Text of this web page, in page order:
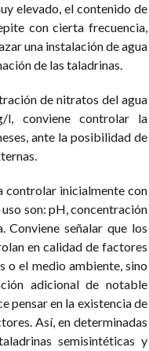
elevado, el contenido de
con cierta frecuencia,
una instalación de agua
de las taladrinas.
de nitratos del agua
conviene controlar la
ante la posibilidad de
controlar inicialmente con
son: pH, concentración
señalar que los
en calidad de factores
o el medio ambiente, sino
adicional de notable
pensar en la existencia de
Así, en determinadas
semisintéticas y